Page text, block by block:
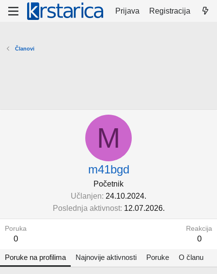
Prijava Registracija
Članovi
M
m41bgd
Početnik
Učlanjen 24.10.2024.
Poslednja aktivnost 12.07.2026.
Poruka
0
Reakcija
0
Poruke na profilima Najnovije aktivnosti Poruke O članu